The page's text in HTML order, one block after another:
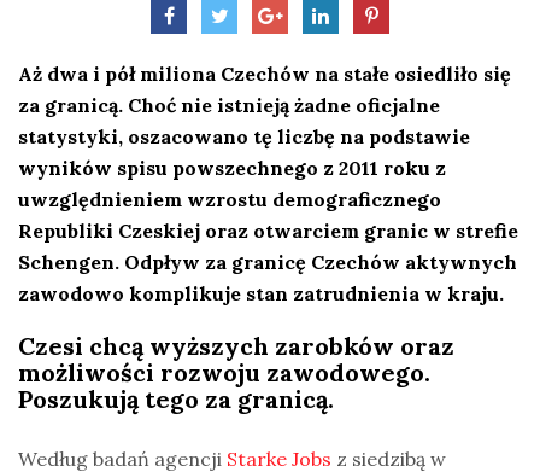
Aż dwa i pół miliona Czechów na stałe osiedliło się
za granicą. Choć nie istnieją żadne oficjalne
statystyki, oszacowano tę liczbę na podstawie
wyników spisu powszechnego z 2011 roku z
uwzględnieniem wzrostu demograficznego
Republiki Czeskiej oraz otwarciem granic w strefie
Schengen. Odpływ za granicę Czechów aktywnych
zawodowo komplikuje stan zatrudnienia w kraju.
Czesi chcą wyższych zarobków oraz
możliwości rozwoju zawodowego.
Poszukują tego za granicą.
Według badań agencji Starke Jobs z siedzibą w